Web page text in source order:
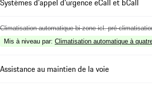
Climatisation automatique bi-zone icl. pré-
Mis à niveau par: Climatisation automatique à
Assistance au maintien de la voie